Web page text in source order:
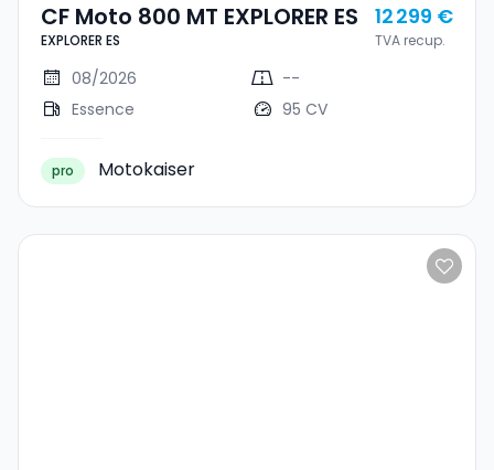
CF Moto 800 MT EXPLORER ES
EXPLORER ES
12 299 €
TVA recup.
08/2026
--
Essence
95 CV
pro Motokaiser